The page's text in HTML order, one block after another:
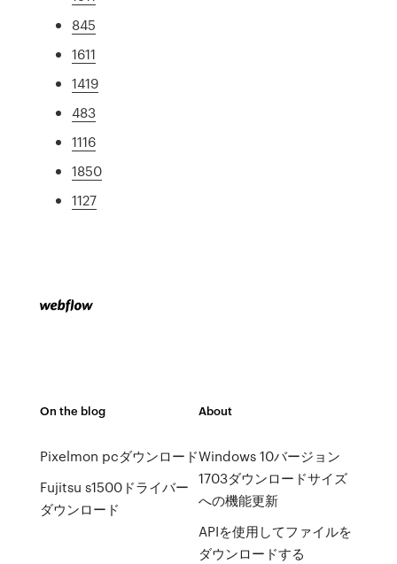
845
1611
1419
483
1116
1850
1127
On the blog
Pixelmon pcダウンロード
Fujitsu s1500ドライバー
ダウンロード
About
Windows 10バージョン
1703ダウンロードサイズ
への機能更新
APIを使用してファイルを
ダウンロードする